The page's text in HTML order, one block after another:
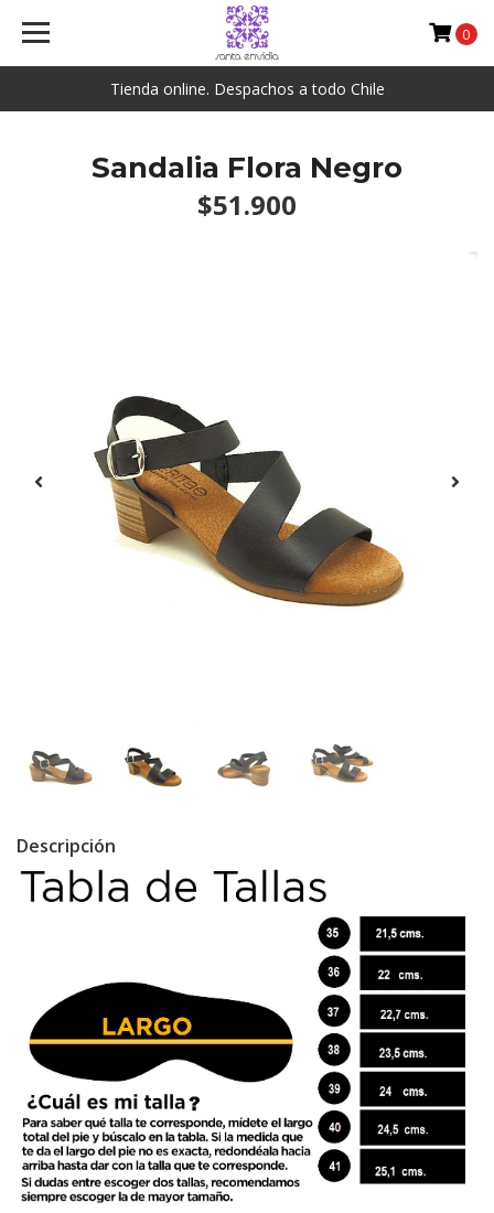
Tienda online. Despachos a todo Chile
0
Sandalia Flora Negro
$51.900
Descripción